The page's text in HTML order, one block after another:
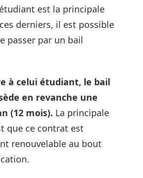
est la principale
derniers, il est possible
passer par un bail
à celui étudiant, le bail
en revanche une
(12 mois). La principale
que ce contrat est
renouvelable au bout